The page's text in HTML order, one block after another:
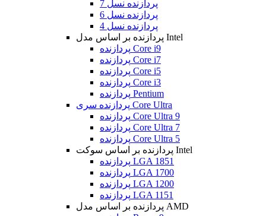
پردازنده نسل 7
پردازنده نسل 6
پردازنده نسل 4
پردازنده بر اساس مدل Intel
پردازنده Core i9
پردازنده Core i7
پردازنده Core i5
پردازنده Core i3
پردازنده Pentium
پردازنده سری Core Ultra
پردازنده Core Ultra 9
پردازنده Core Ultra 7
پردازنده Core Ultra 5
پردازنده بر اساس سوکت Intel
پردازنده LGA 1851
پردازنده LGA 1700
پردازنده LGA 1200
پردازنده LGA 1151
پردازنده بر اساس مدل AMD